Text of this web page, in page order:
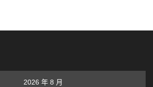
2026 年 8 月